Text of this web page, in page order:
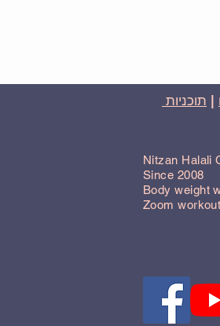
תוכניות
Nitzan Halali
Since 2008
Body weight
Zoom workout